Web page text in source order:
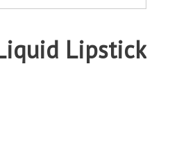
Lipstick